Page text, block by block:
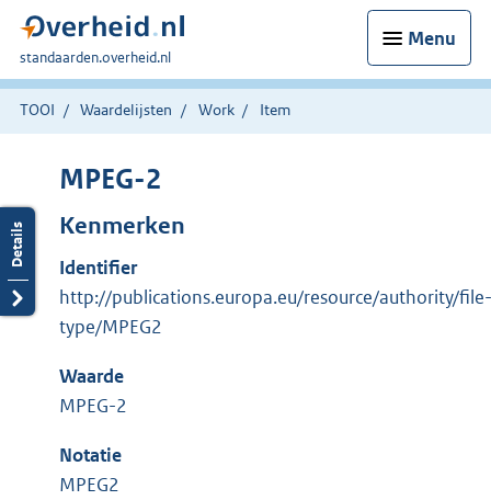
Menu
U
bent
hier:
standaarden.overheid.nl
TOOI Waardelijsten Work Item
MPEG-2
Kenmerken
Identifier
http://publications.europa.eu/resource/authority/file-
type/MPEG2
Waarde
MPEG-2
Notatie
MPEG2